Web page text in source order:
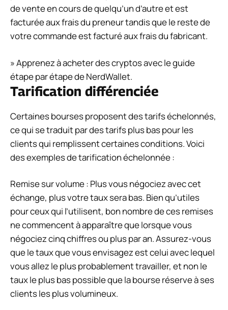
de vente en cours de quelqu’un d’autre et est
facturée aux frais du preneur tandis que le reste de
votre commande est facturé aux frais du fabricant.
»Apprenez à acheter des cryptosavec le guide
étape par étape de NerdWallet.
Tarification différenciée
Certaines bourses proposent des tarifs échelonnés,
ce qui se traduit par des tarifs plus bas pour les
clients qui remplissent certaines conditions. Voici
des exemples de tarification échelonnée :
Remise sur volume : Plus vous négociez avec cet
échange, plus votre taux sera bas. Bien qu’utiles
pour ceux qui l’utilisent, bon nombre de ces remises
ne commencent à apparaître que lorsque vous
négociez cinq chiffres ou plus par an. Assurez-vous
que le taux que vous envisagez est celui avec lequel
vous allez le plus probablement travailler, et non le
taux le plus bas possible que la bourse réserve à ses
clients les plus volumineux.